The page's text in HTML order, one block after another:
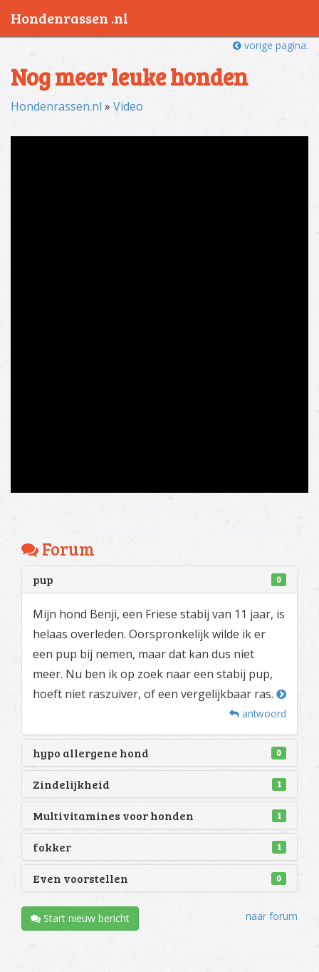
vorige pagina.
Nog meer leuke honden
Hondenrassen.nl » Video
Forum
pup 0
Mijn hond Benji, een Friese stabij van 11 jaar, is
helaas overleden. Oorspronkelijk wilde ik er
een pup bij nemen, maar dat kan dus niet
meer. Nu ben ik op zoek naar een stabij pup,
hoeft niet raszuiver, of een vergelijkbaar ras.
antwoord
hypo allergene hond 0
Zindelijkheid 1
Multivitamines voor honden 1
fokker 1
Even voorstellen 0
Start nieuw bericht naar forum
Hondenrassen .nl